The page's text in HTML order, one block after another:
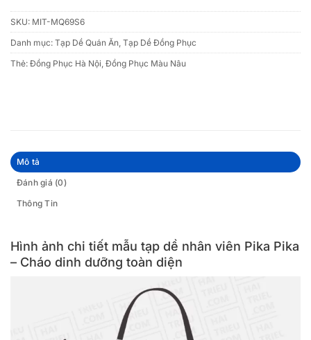
SKU: MIT-MQ69S6
Danh mục: Tạp Dề Quán Ăn, Tạp Dề Đồng Phục
Thẻ: Đồng Phục Hà Nội, Đồng Phục Màu Nâu
Mô tả
Đánh giá (0)
Thông Tin
Hình ảnh chi tiết mẫu tạp dề nhân viên Pika Pika
– Cháo dinh dưỡng toàn diện